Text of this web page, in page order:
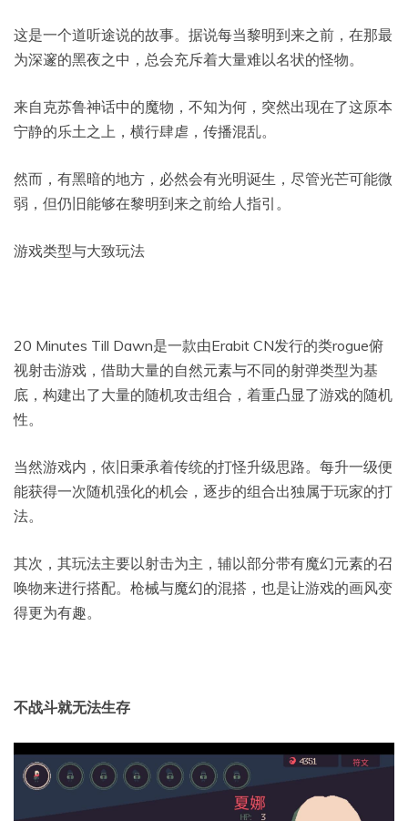
这是一个道听途说的故事。据说每当黎明到来之前，在那最
为深邃的黑夜之中，总会充斥着大量难以名状的怪物。
来自克苏鲁神话中的魔物，不知为何，突然出现在了这原本
宁静的乐土之上，横行肆虐，传播混乱。
然而，有黑暗的地方，必然会有光明诞生，尽管光芒可能微
弱，但仍旧能够在黎明到来之前给人指引。
游戏类型与大致玩法
20 Minutes Till Dawn是一款由Erabit CN发行的类rogue俯
视射击游戏，借助大量的自然元素与不同的射弹类型为基
底，构建出了大量的随机攻击组合，着重凸显了游戏的随机
性。
当然游戏内，依旧秉承着传统的打怪升级思路。每升一级便
能获得一次随机强化的机会，逐步的组合出独属于玩家的打
法。
其次，其玩法主要以射击为主，辅以部分带有魔幻元素的召
唤物来进行搭配。枪械与魔幻的混搭，也是让游戏的画风变
得更为有趣。
不战斗就无法生存